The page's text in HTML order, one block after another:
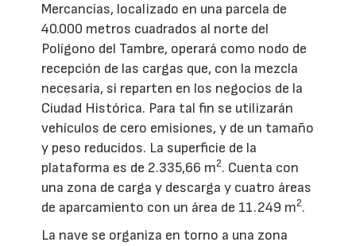
Mercancías, localizado en una parcela de
40.000 metros cuadrados al norte del
Polígono del Tambre, operará como nodo de
recepción de las cargas que, con la mezcla
necesaria, si reparten en los negocios de la
Ciudad Histórica. Para tal fin se utilizarán
vehículos de cero emisiones, y de un tamaño
y peso reducidos. La superficie de la
plataforma es de 2.335,66 m2. Cuenta con
una zona de carga y descarga y cuatro áreas
de aparcamiento con un área de 11.249 m2.
La nave se organiza en torno a una zona